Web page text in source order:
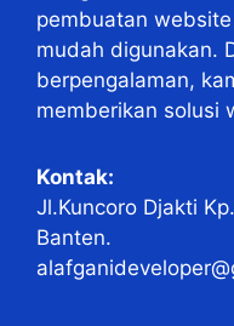
pembuatan
mudah digunakan.
berpengalaman,
memberikan solusi
Kontak:
Jl.Kuncoro Djakti
Banten.